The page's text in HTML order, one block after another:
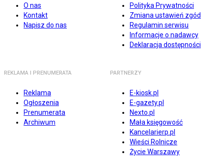
O nas
Kontakt
Napisz do nas
Polityka Prywatności
Zmiana ustawień zgód
Regulamin serwisu
Informacje o nadawcy
Deklaracja dostępności
REKLAMA I PRENUMERATA
Reklama
Ogłoszenia
Prenumerata
Archiwum
PARTNERZY
E-kiosk.pl
E-gazety.pl
Nexto.pl
Mała księgowość
Kancelarierp.pl
Wieści Rolnicze
Życie Warszawy